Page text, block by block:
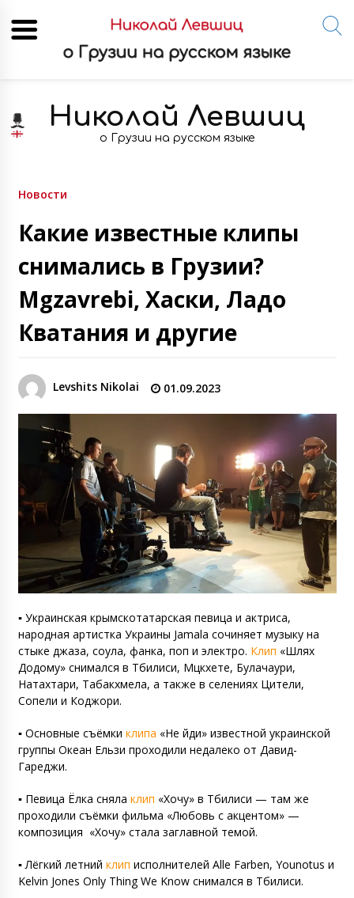
content
Николай Левшиц
о Грузии на русском языке
Новости
Какие известные клипы
снимались в Грузии?
Mgzavrebi, Хаски, Ладо
Кватания и другие
Levshits Nikolai 01.09.2023
▪️ Украинская крымскотатарская певица и актриса,
народная артистка Украины Jamala сочиняет музыку на
стыке джаза, соула, фанка, поп и электро. Клип «Шлях
Додому» снимался в Тбилиси, Мцкхете, Булачаури,
Натахтари, Табакхмела, а также в селениях Цители,
Сопели и Коджори.
▪️ Основные съёмки клипа «Не йди» известной украинской
группы Океан Ельзи проходили недалеко от Давид-
Гареджи.
▪️ Певица Ёлка сняла клип «Хочу» в Тбилиси — там же
проходили съёмки фильма «Любовь с акцентом» —
композиция «Хочу» стала заглавной темой.
▪️ Лёгкий летний клип исполнителей Alle Farben, Younotus и
Kelvin Jones Only Thing We Know снимался в Тбилиси.